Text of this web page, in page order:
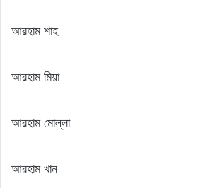
আরহাম শাহ
আরহাম মিয়া
আরহাম মোল্লা
আরহাম খান